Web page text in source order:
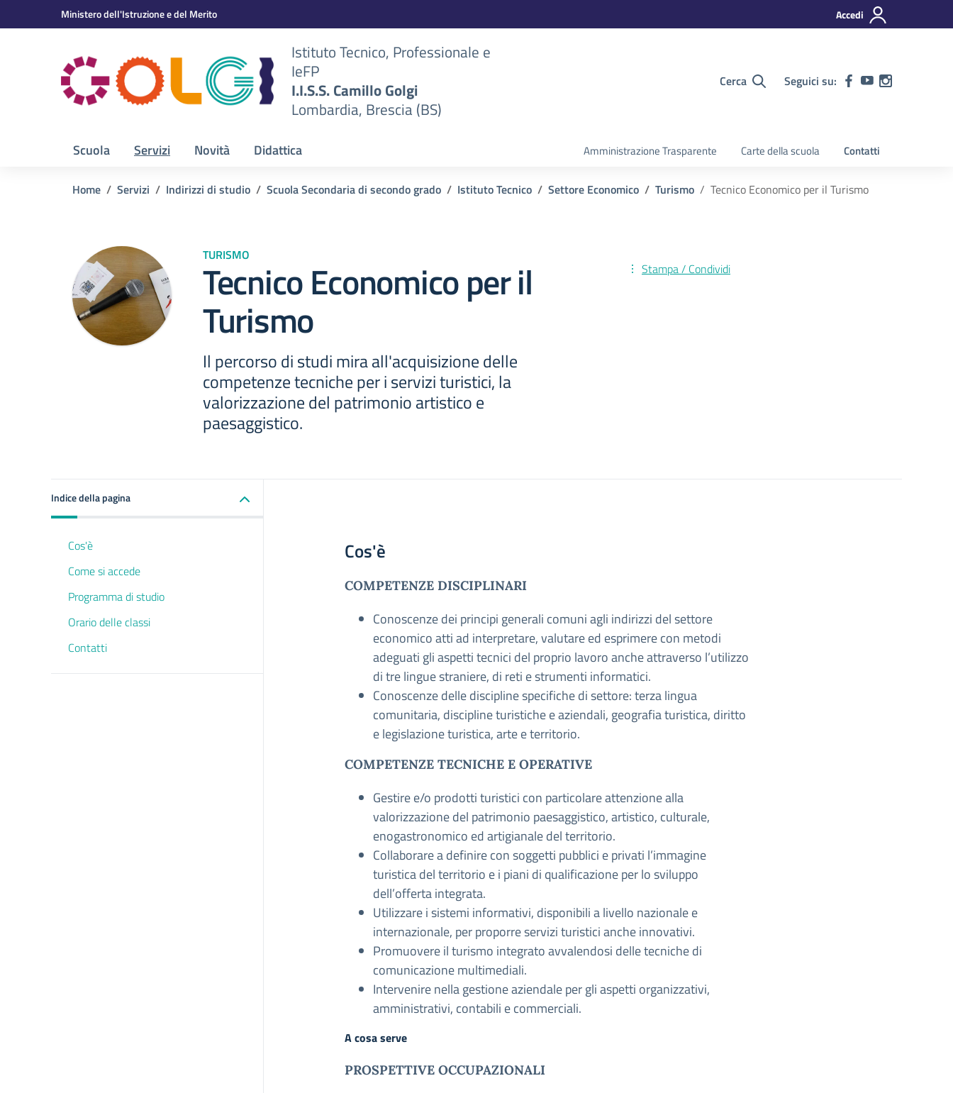
Vai ai contenuti
Vai al menu di navigazioneMinistero dell'Istruzione e del Merito Accedi
Istituto Tecnico, Professionale e
IeFP
I.I.S.S. Camillo Golgi
Lombardia, Brescia (BS)
Cerca Seguici su:
Scuola Servizi Novità Didattica Amministrazione Trasparente Carte della scuola Contatti
Home Servizi Indirizzi di studio Scuola Secondaria di secondo grado Istituto Tecnico Settore Economico Turismo Tecnico Economico per il Turismo
TURISMO
Tecnico Economico per il
Turismo
Il percorso di studi mira all'acquisizione delle
competenze tecniche per i servizi turistici, la
valorizzazione del patrimonio artistico e
paesaggistico.
Stampa / Condividi
Indice della pagina
Cos'è
Come si accede
Programma di studio
Orario delle classi
Contatti
Cos'è
COMPETENZE DISCIPLINARI
Conoscenze dei principi generali comuni agli indirizzi del settore
economico atti ad interpretare, valutare ed esprimere con metodi
adeguati gli aspetti tecnici del proprio lavoro anche attraverso l’utilizzo
di tre lingue straniere, di reti e strumenti informatici.
Conoscenze delle discipline specifiche di settore: terza lingua
comunitaria, discipline turistiche e aziendali, geografia turistica, diritto
e legislazione turistica, arte e territorio.
COMPETENZE TECNICHE E OPERATIVE
Gestire e/o prodotti turistici con particolare attenzione alla
valorizzazione del patrimonio paesaggistico, artistico, culturale,
enogastronomico ed artigianale del territorio.
Collaborare a definire con soggetti pubblici e privati l’immagine
turistica del territorio e i piani di qualificazione per lo sviluppo
dell’offerta integrata.
Utilizzare i sistemi informativi, disponibili a livello nazionale e
internazionale, per proporre servizi turistici anche innovativi.
Promuovere il turismo integrato avvalendosi delle tecniche di
comunicazione multimediali.
Intervenire nella gestione aziendale per gli aspetti organizzativi,
amministrativi, contabili e commerciali.
A cosa serve
PROSPETTIVE OCCUPAZIONALI